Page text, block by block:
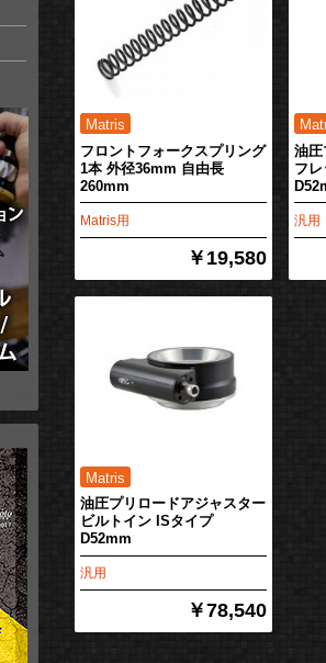
フロントフォークスプリング
1本 外径36mm 自由長
260mm
Matris用
￥19,580
油圧
フ
汎用
油圧プリロードアジャスター
ビルトイン ISタイプ
D52mm
汎用
￥78,540